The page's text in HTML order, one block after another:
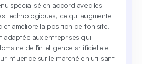
spécialisé en accord avec les
technologiques, ce qui augmente
et améliore la position de ton site.
aux entreprises qui
de l'intelligence artificielle et
influence sur le marché en utilisant